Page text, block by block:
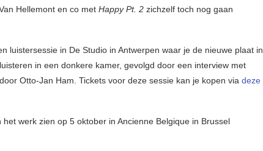
Hellemont en co met Happy Pt. 2 zichzelf toch nog gaan
luistersessie in De Studio in Antwerpen waar je de nieuwe plaat in
in een donkere kamer, gevolgd door een interview met
Otto-Jan Ham. Tickets voor deze sessie kan je kopen via deze
werk zien op 5 oktober in Ancienne Belgique in Brussel